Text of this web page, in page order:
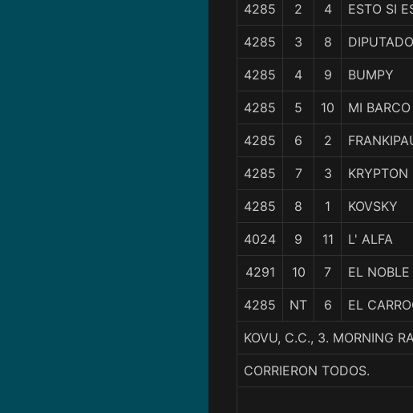
4285 2 4 ESTO SI
4285 3 8
4285 4 9 BUMPY
4285 5 10 MI
4285 6 2
4285 7 3 KRYPTON
4285 8 1 KOVSKY
4024 9 11 L' ALFA
4291 10 7 EL
4285 NT 6 EL
KOVU, C.C., 3. MORNING
CORRIERON TODOS.